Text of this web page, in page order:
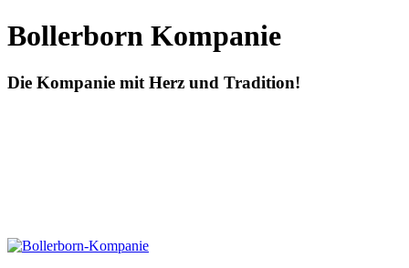
Bollerborn Kompanie
Die Kompanie mit Herz und Tradition!